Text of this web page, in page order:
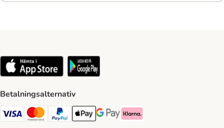
Betalningsalternativ
VISA Payment Method
Mastercard Payment Method
Paypal Payment Method
Apple Pay Payment Method
Google Pay Payment Method
Klarna Payment Method